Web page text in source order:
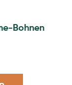
Bohnen